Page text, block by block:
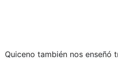
Quiceno también nos